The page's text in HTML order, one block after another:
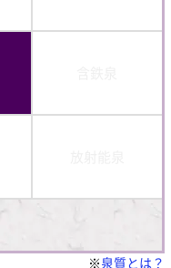
※泉質とは？